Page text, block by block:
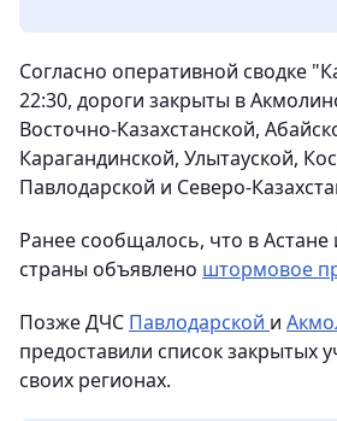
Согласно оперативной сводке
22:30, дороги закрыты в
Восточно-Казахстанской,
Карагандинской, Улытауской,
Павлодарской и Северо-
Ранее сообщалось, что в Астане
страны объявлено штормовое
Позже ДЧС Павлодарской и
предоставили список закрытых
своих регионах.